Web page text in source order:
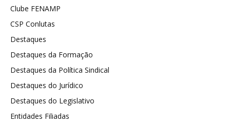
Clube FENAMP
CSP Conlutas
Destaques
Destaques da Formação
Destaques da Política Sindical
Destaques do Jurídico
Destaques do Legislativo
Entidades Filiadas